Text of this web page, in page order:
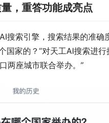
，重答功能成亮点
搜索引擎，搜索结果的准
国家的？”对天工AI搜索进
两座城市联合举办。”